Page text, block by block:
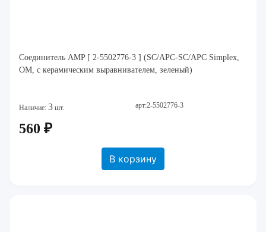
Соединитель AMP [ 2-5502776-3 ] (SC/APC-SC/APC Simplex,
ОМ, с керамическим выравнивателем, зеленый)
Наличие: 3 шт. арт:2-5502776-3
560 ₽
В корзину